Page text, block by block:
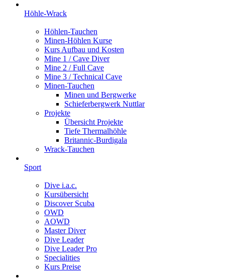
Höhle-Wrack
Höhlen-Tauchen
Minen-Höhlen Kurse
Kurs Aufbau und Kosten
Mine 1 / Cave Diver
Mine 2 / Full Cave
Mine 3 / Technical Cave
Minen-Tauchen
Minen und Bergwerke
Schieferbergwerk Nuttlar
Projekte
Übersicht Projekte
Tiefe Thermalhöhle
Britannic-Burdigala
Wrack-Tauchen
Sport
Dive i.a.c.
Kursübersicht
Discover Scuba
OWD
AOWD
Master Diver
Dive Leader
Dive Leader Pro
Specialities
Kurs Preise